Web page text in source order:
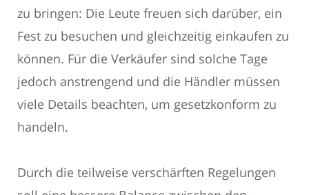
zu bringen: Die Leute freuen sich darüber, ein
Fest zu besuchen und gleichzeitig einkaufen zu
können. Für die Verkäufer sind solche Tage
jedoch anstrengend und die Händler müssen
viele Details beachten, um gesetzkonform zu
handeln.
Durch die teilweise verschärften Regelungen